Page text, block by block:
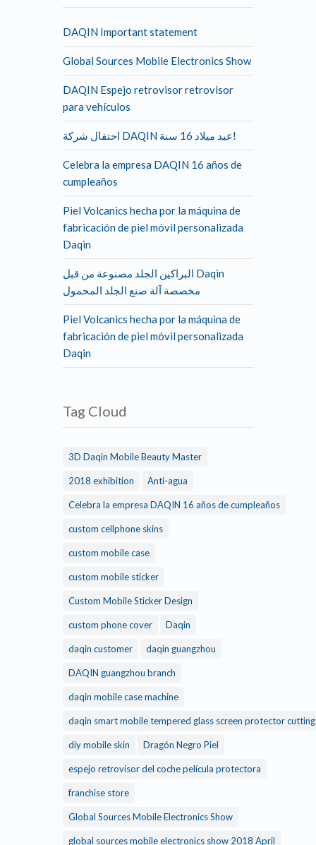
DAQIN Important statement
Global Sources Mobile Electronics Show
DAQIN Espejo retrovisor retrovisor
para vehículos
احتفال شركة DAQIN عيد ميلاد 16 سنة!
Celebra la empresa DAQIN 16 años de
cumpleaños
Piel Volcanics hecha por la máquina de
fabricación de piel móvil personalizada
Daqin
البراكين الجلد مصنوعة من قبل Daqin
مخصصة آلة صنع الجلد المحمول
Piel Volcanics hecha por la máquina de
fabricación de piel móvil personalizada
Daqin
Tag Cloud
3D Daqin Mobile Beauty Master
2018 exhibition Anti-agua
Celebra la empresa DAQIN 16 años de cumpleaños
custom cellphone skins
custom mobile case
custom mobile sticker
Custom Mobile Sticker Design
custom phone cover Daqin
daqin customer daqin guangzhou
DAQIN guangzhou branch
daqin mobile case machine
daqin smart mobile tempered glass screen protector cutting
diy mobile skin Dragón Negro Piel
espejo retrovisor del coche película protectora
franchise store
Global Sources Mobile Electronics Show
global sources mobile electronics show 2018 April